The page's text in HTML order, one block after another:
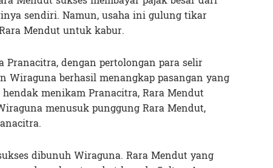
sendiri. Namun, usaha ini gulung tikar
Mendut untuk kabur.
Pranacitra, dengan pertolongan para selir
Wiraguna berhasil menangkap pasangan yang
menikam Pranacitra, Rara Mendut
menusuk punggung Rara Mendut,
dibunuh Wiraguna. Rara Mendut yang